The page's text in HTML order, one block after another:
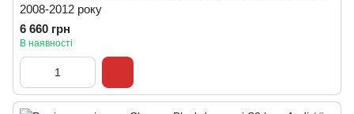
2008-2012 року
6 660 грн
В наявності